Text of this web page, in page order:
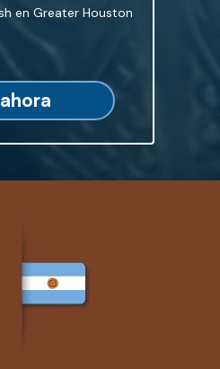
en Greater Houston